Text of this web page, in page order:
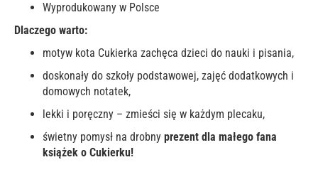
Wyprodukowany w Polsce
Dlaczego warto:
motyw kota Cukierka zachęca dzieci do nauki i pisania,
doskonały do szkoły podstawowej, zajęć dodatkowych i
domowych notatek,
lekki i poręczny – zmieści się w każdym plecaku,
świetny pomysł na drobny prezent dla małego fana
książek o Cukierku!